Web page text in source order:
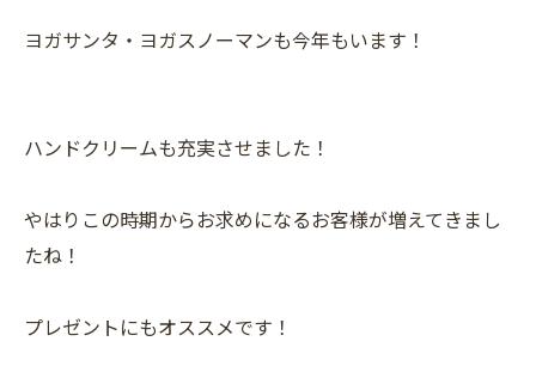
ヨガサンタ・ヨガスノーマンも今年もいます！
ハンドクリームも充実させました！
やはりこの時期からお求めになるお客様が増えてきまし
たね！
プレゼントにもオススメです！